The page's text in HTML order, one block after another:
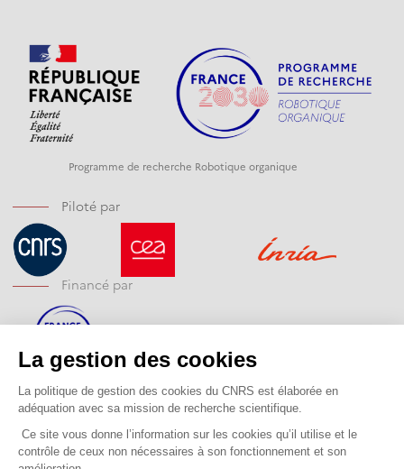
Programme de recherche Robotique organique
Piloté par
Financé par